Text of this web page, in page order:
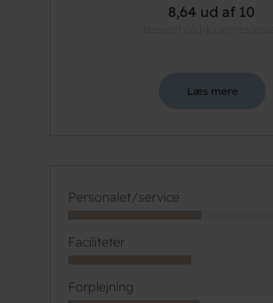
8,64 ud af 10
Baseret på 140 anmeldelser
Læs mere
Personalet/service
Faciliteter
Forplejning